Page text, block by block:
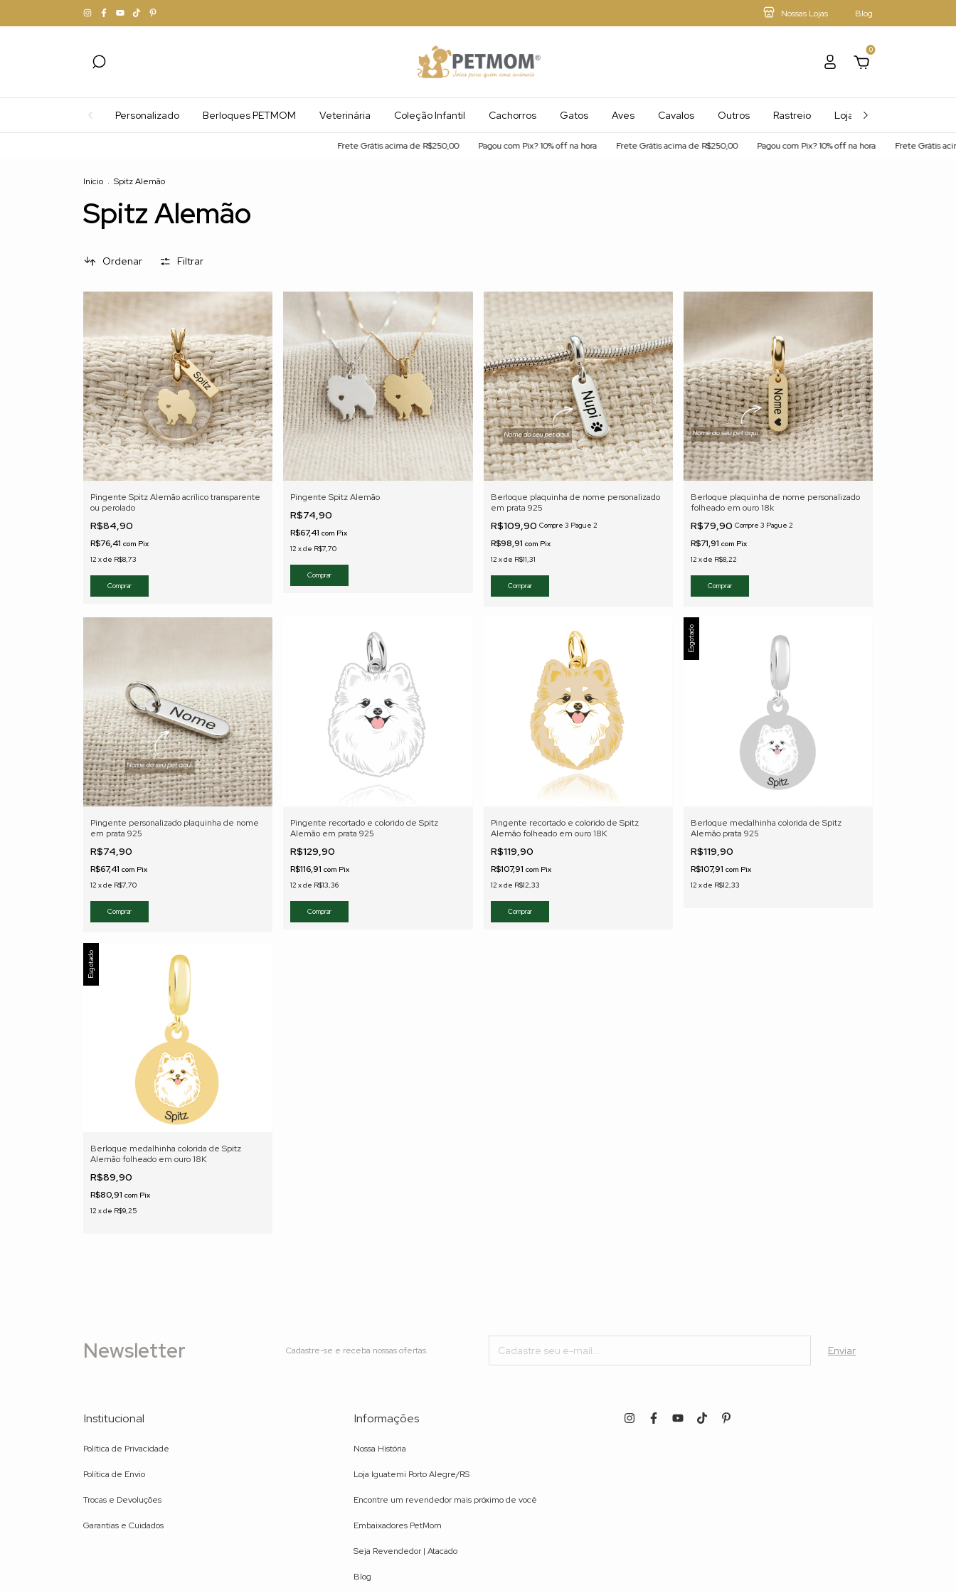
Nossas Lojas Blog
0
Personalizado Berloques PETMOM Veterinária Coleção Infantil Cachorros Gatos Aves Cavalos Outros Rastreio Loja - Mais Afiliados
Frete Grátis acima de R$250,00 Pagou com Pix? 10% off na hora Frete Grátis acima de R$250,00 Pagou com Pix? 10% off na hora Frete Grátis acima de
Início . Spitz Alemão
Spitz Alemão
Ordenar Filtrar
Pingente Spitz Alemão acrílico transparente
ou perolado
R$84,90
R$76,41 com Pix
12 xde R$8,73
Comprar
Pingente Spitz Alemão
R$74,90
R$67,41com Pix
12 xde R$7,70
Comprar
Berloque plaquinha de nome personalizado
em prata 925
R$109,90 Compre 3 Pague 2
R$98,91 com Pix
12 xde R$11,31
Berloque plaquinha de nome personalizado
folheado em ouro 18k
R$79,90 Compre 3 Pague 2
R$71,91 com Pix
12 xde R$8,22
Pingente personalizado plaquinha de nome
em prata 925
R$74,90
R$67,41 com Pix
12 xde R$7,70
Pingente recortado e colorido de Spitz
Alemão em prata 925
R$129,90
R$116,91com Pix
12 xde R$13,36
Comprar
Pingente recortado e colorido de Spitz
Alemão folheado em ouro 18K
R$119,90
R$107,91 com Pix
12 xde R$12,33
Comprar
Esgotado
Berloque medalhinha colorida de Spitz
Alemão prata 925
R$119,90
R$107,91 com Pix
12 xde R$12,33
Esgotado
Berloque medalhinha colorida de Spitz
Alemão folheado em ouro 18K
R$89,90
R$80,91 com Pix
12 xde R$9,25
Newsletter Cadastre-se e receba nossas ofertas.
Institucional
Política de Privacidade
Política de Envio
Trocas e Devoluções
Garantias e Cuidados
Informações
Nossa História
Loja Iguatemi Porto Alegre/RS
Encontre um revendedor mais próximo de você
Embaixadores PetMom
Seja Revendedor | Atacado
Blog